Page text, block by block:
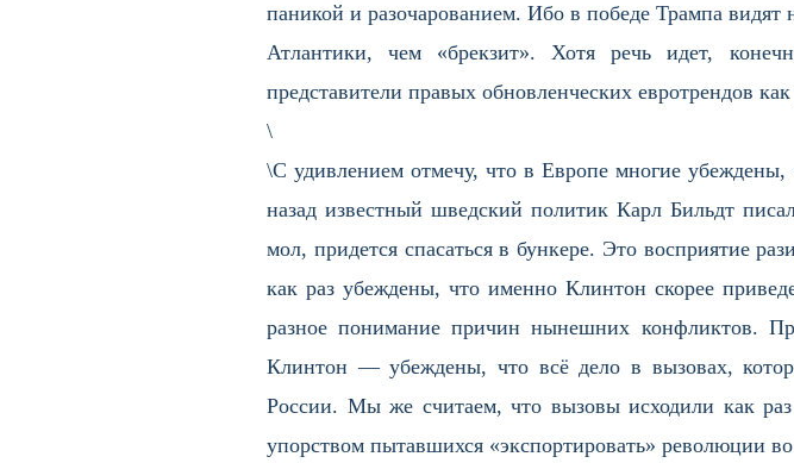
паникой и разочарованием. Ибо в победе Трампа
Атлантики, чем «брекзит». Хотя речь идет,
представители правых обновленческих евротрендов
\
\С удивлением отмечу, что в Европе многие
назад известный шведский политик Карл Бильдт
мол, придется спасаться в бункере. Это восприятие
как раз убеждены, что именно Клинтон скорее
разное понимание причин нынешних конфликтов.
Клинтон — убеждены, что всё дело в вызовах,
России. Мы же считаем, что вызовы исходили как
упорством пытавшихся «экспортировать» революции